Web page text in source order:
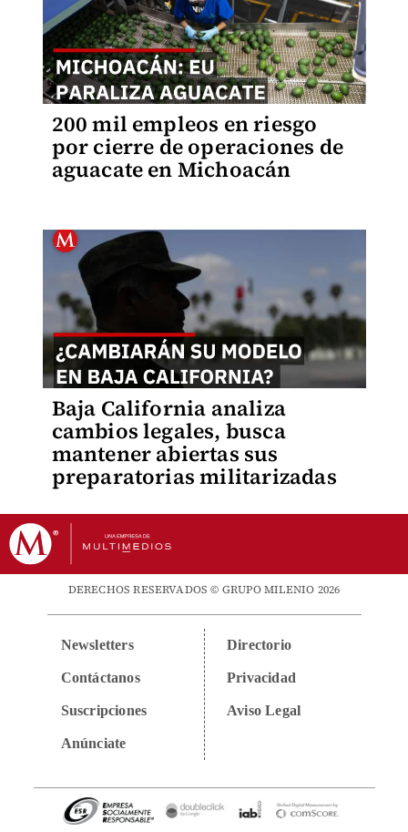
200 mil empleos en riesgo
por cierre de operaciones de
aguacate en Michoacán
Baja California analiza
cambios legales, busca
mantener abiertas sus
preparatorias militarizadas
DERECHOS RESERVADOS © GRUPO MILENIO 2026
Newsletters
Contáctanos
Suscripciones
Anúnciate
Directorio
Privacidad
Aviso Legal